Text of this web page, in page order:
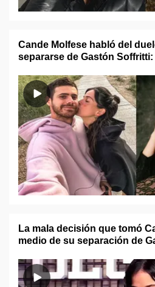
Cande Molfese habló del
separarse de Gastón
La mala decisión que tomó
medio de su separación de